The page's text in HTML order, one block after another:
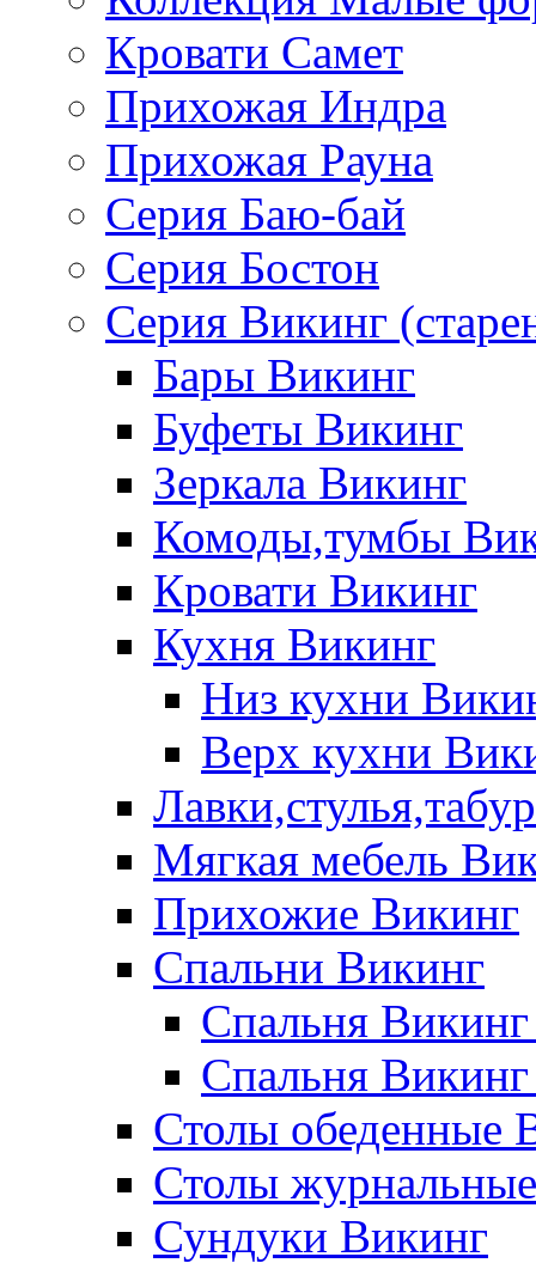
Кровати Самет
Прихожая Индра
Прихожая Рауна
Серия Баю-бай
Серия Бостон
Серия Викинг
Бары Викинг
Буфеты Викинг
Зеркала Викинг
Комоды,тумбы
Кровати Викинг
Кухня Викинг
Низ кухни
Верх кухни
Мягкая мебель
Прихожие Викинг
Спальни Викинг
Спальня
Спальня
Столы обеденные
Столы
Сундуки Викинг